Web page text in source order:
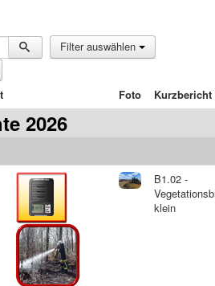
Filter auswählen
Foto Kurzbericht
2026
B1.02 -
klein